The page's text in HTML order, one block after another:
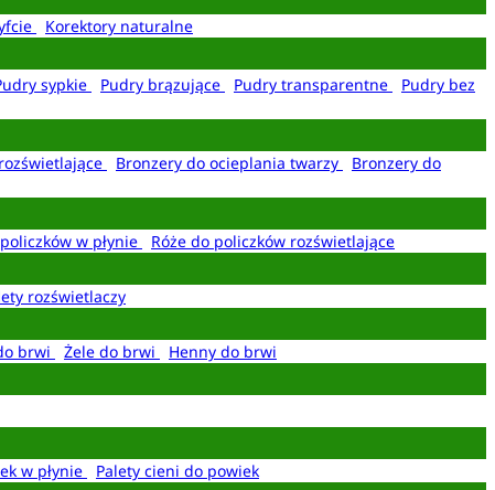
Korektory naturalne
sypkie Pudry brązujące Pudry transparentne
Pudry bez
Bronzery do ocieplania twarzy
Bronzery do
w płynie
Róże do policzków rozświetlające
rozświetlaczy
brwi Żele do brwi
Henny do brwi
w płynie
Palety cieni do powiek